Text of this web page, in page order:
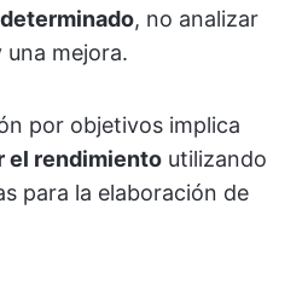
, no analizar
una mejora.
por objetivos implica
el rendimiento utilizando
para la elaboración de